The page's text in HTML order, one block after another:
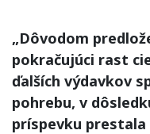
„Dôvodom
pokračujúci rast
ďalších výdavkov
pohrebu, v
príspevku